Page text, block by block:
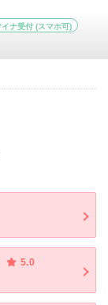
イナ受付 (スマホ可)
5.0